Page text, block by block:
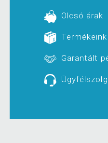
Olcsó árak
Garantált